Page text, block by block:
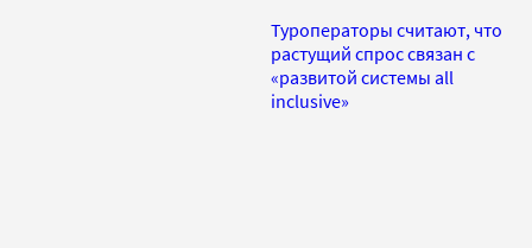
Туроператоры считают, что
растущий спрос связан с
«развитой системы all
inclusive»